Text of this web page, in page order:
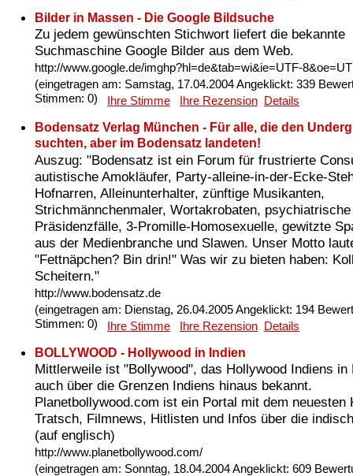
Bilder in Massen - Die Google Bildsuche
Zu jedem gewünschten Stichwort liefert die bekannte
Suchmaschine Google Bilder aus dem Web.
http://www.google.de/imghp?hl=de&tab=wi&ie=UTF-
(eingetragen am: Samstag, 17.04.2004 Angeklickt: 339
Stimmen: 0) Ihre Stimme Ihre Rezension Details
Bodensatz Verlag München - Für alle, die den
suchten, aber im Bodensatz landeten!
Auszug: "Bodensatz ist ein Forum für frustrierte
autistische Amokläufer, Party-alleine-in-der-Ecke-
Hofnarren, Alleinunterhalter, zünftige Musikanten,
Strichmännchenmaler, Wortakrobaten, psychiatrische
Präsidenzfälle, 3-Promille-Homosexuelle, gewitzte
aus der Medienbranche und Slawen. Unser Motto
"Fettnäpchen? Bin drin!" Was wir zu bieten haben:
Scheitern."
http://www.bodensatz.de
(eingetragen am: Dienstag, 26.04.2005 Angeklickt: 194
Stimmen: 0) Ihre Stimme Ihre Rezension Details
BOLLYWOOD - Hollywood in Indien
Mittlerweile ist "Bollywood", das Hollywood Indiens in
auch über die Grenzen Indiens hinaus bekannt.
Planetbollywood.com ist ein Portal mit dem neuesten
Tratsch, Filmnews, Hitlisten und Infos über die
(auf englisch)
http://www.planetbollywood.com/
(eingetragen am: Sonntag, 18.04.2004 Angeklickt: 609